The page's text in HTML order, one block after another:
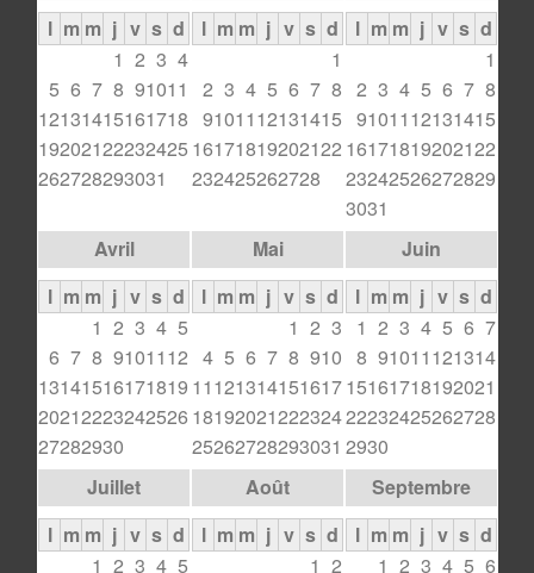
l m m j v s d
1 2 3 4
5 6 7 8 91011
12131415161718
19202122232425
262728293031
l m m j v s d
1
2 3 4 5 6 7 8
9101112131415
16171819202122
232425262728
l m m j v s d
1
2 3 4 5 6 7 8
9101112131415
16171819202122
23242526272829
3031
Avril
l m m j v s d
1 2 3 4 5
6 7 8 9101112
13141516171819
20212223242526
27282930
Mai
l m m j v s d
1 2 3
4 5 6 7 8 910
11121314151617
18192021222324
25262728293031
Juin
l m m j v s d
1 2 3 4 5 6 7
8 91011121314
15161718192021
22232425262728
2930
Juillet
l m m j v s d
1 2 3 4 5
Août
l m m j v s d
1 2
Septembre
l m m j v s d
1 2 3 4 5 6